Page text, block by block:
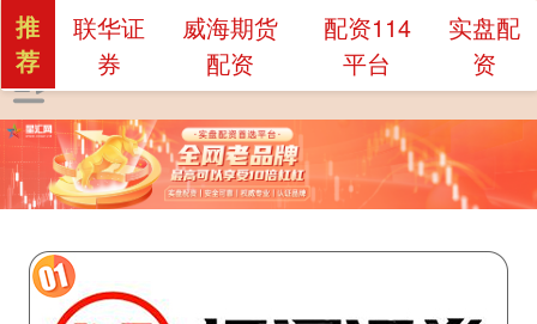
推
荐
联华证
券
威海期货
配资
配资114
平台
实盘配
资